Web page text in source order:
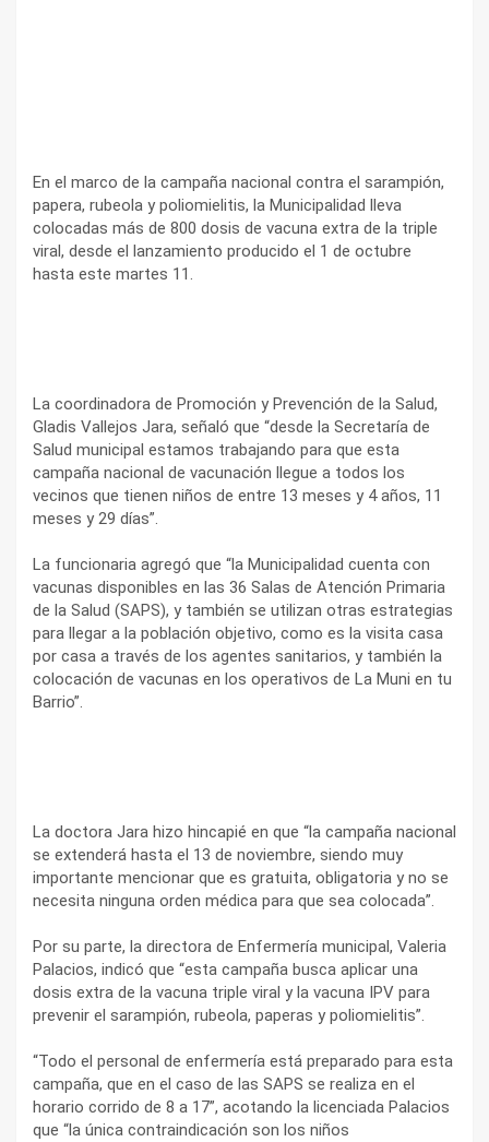
En el marco de la campaña nacional contra el sarampión,
papera, rubeola y poliomielitis, la Municipalidad lleva
colocadas más de 800 dosis de vacuna extra de la triple
viral, desde el lanzamiento producido el 1 de octubre
hasta este martes 11.
La coordinadora de Promoción y Prevención de la Salud,
Gladis Vallejos Jara, señaló que “desde la Secretaría de
Salud municipal estamos trabajando para que esta
campaña nacional de vacunación llegue a todos los
vecinos que tienen niños de entre 13 meses y 4 años, 11
meses y 29 días”.
La funcionaria agregó que “la Municipalidad cuenta con
vacunas disponibles en las 36 Salas de Atención Primaria
de la Salud (SAPS), y también se utilizan otras estrategias
para llegar a la población objetivo, como es la visita casa
por casa a través de los agentes sanitarios, y también la
colocación de vacunas en los operativos de La Muni en tu
Barrio”.
La doctora Jara hizo hincapié en que “la campaña nacional
se extenderá hasta el 13 de noviembre, siendo muy
importante mencionar que es gratuita, obligatoria y no se
necesita ninguna orden médica para que sea colocada”.
Por su parte, la directora de Enfermería municipal, Valeria
Palacios, indicó que “esta campaña busca aplicar una
dosis extra de la vacuna triple viral y la vacuna IPV para
prevenir el sarampión, rubeola, paperas y poliomielitis”.
“Todo el personal de enfermería está preparado para esta
campaña, que en el caso de las SAPS se realiza en el
horario corrido de 8 a 17”, acotando la licenciada Palacios
que “la única contraindicación son los niños